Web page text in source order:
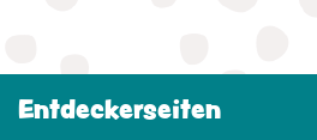
Entdeckerseiten